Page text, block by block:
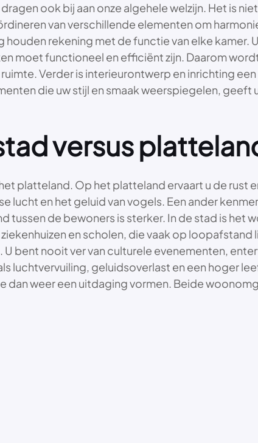
ook bij aan onze algehele welzijn. Het is
van verschillende elementen om
rekening met de functie van elke kamer.
moet functioneel en efficiënt zijn. Daarom
Verder is interieurontwerp en inrichting
die uw stijl en smaak weerspiegelen, geeft
versus
platteland. Op het platteland ervaart u de rust
lucht en het geluid van vogels. Een ander
tussen de bewoners is sterker. In de stad is
en scholen, die vaak op
bent nooit ver van culturele evenementen,
luchtvervuiling, geluidsoverlast en een hoger
weer een uitdaging vormen. Beide